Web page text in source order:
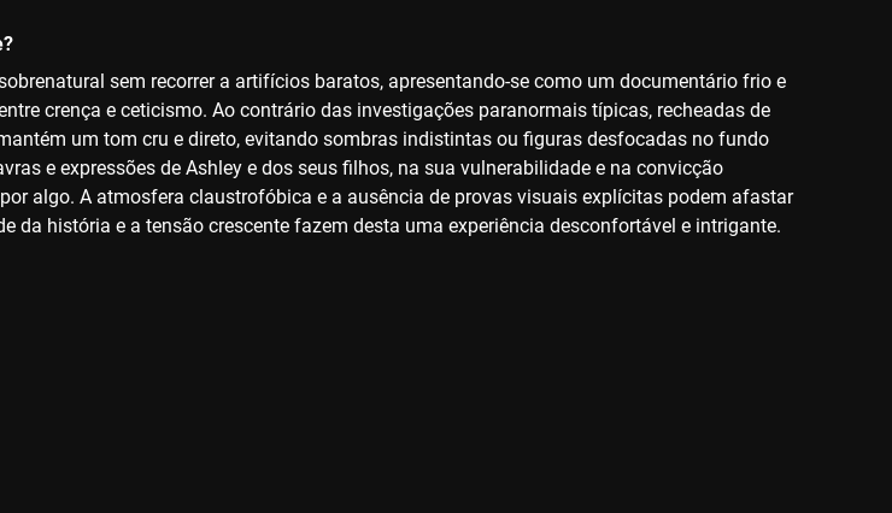
sem recorrer a artifícios baratos, apresentando-se como um documentário frio e
crença e ceticismo. Ao contrário das investigações paranormais típicas, recheadas de
um tom cru e direto, evitando sombras indistintas ou figuras desfocadas no fundo
e expressões de Ashley e dos seus filhos, na sua vulnerabilidade e na convicção
algo. A atmosfera claustrofóbica e a ausência de provas visuais explícitas podem afastar
da história e a tensão crescente fazem desta uma experiência desconfortável e intrigante.